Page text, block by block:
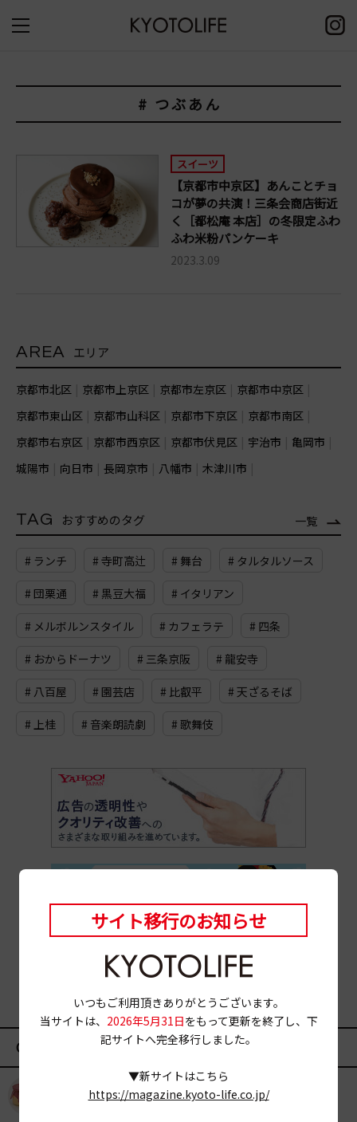
# つぶあん
スイーツ
【京都市中京区】あんことチョ
コが夢の共演！三条会商店街近
く［都松庵 本店］の冬限定ふわ
ふわ米粉パンケーキ
2023.3.09
AREA エリア
京都市北区 京都市上京区 京都市左京区
京都市中京区
京都市東山区
京都市山科区 京都市下京区
京都市南区
京都市右京区
京都市西京区 京都市伏見区 宇治市
亀岡市
城陽市
向日市 長岡京市 八幡市 木津川市
TAG おすすめのタグ 一覧
# ランチ # 寺町高辻 # 舞台 # タルタルソース
# 団栗通 # 黒豆大福 # イタリアン
# メルボルンスタイル # カフェラテ # 四条
# おからドーナツ # 三条京阪 # 龍安寺
# 八百屋 # 園芸店 # 比叡平 # 天ざるそば
# 上桂 # 音楽朗読劇 # 歌舞伎
サイト移行のお知らせ
いつもご利用頂きありがとうございます。
当サイトは、 2026年5月31日をもって更新を終了し、下
記サイトへ完全移行しました。
▼新サイトはこちら
https://magazine.kyoto-life.co.jp/
CATEGORY
KYOTO OYATSU CLUB スナックフード